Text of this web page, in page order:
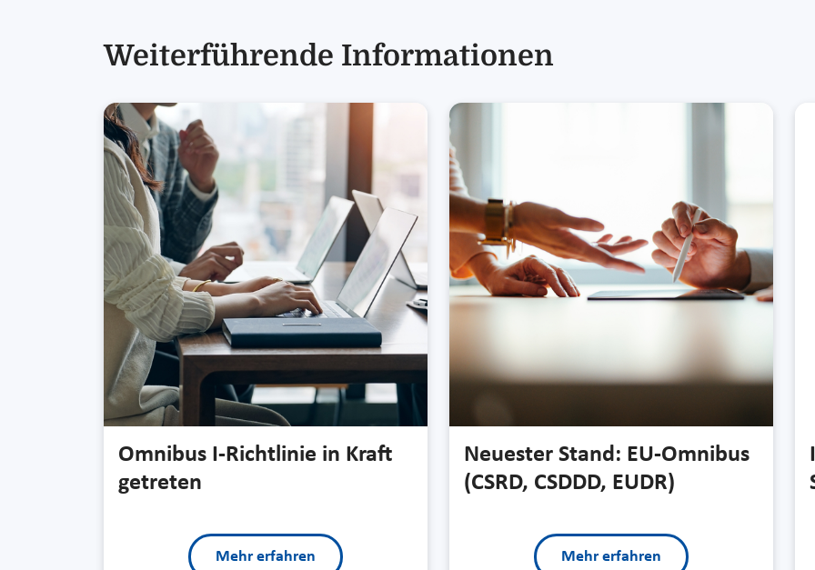
Weiterführende Informationen
Omnibus I-Richtlinie in Kraft
getreten
Mehr erfahren
Neuester Stand: EU-Omnibus
(CSRD, CSDDD, EUDR)
Mehr erfahren